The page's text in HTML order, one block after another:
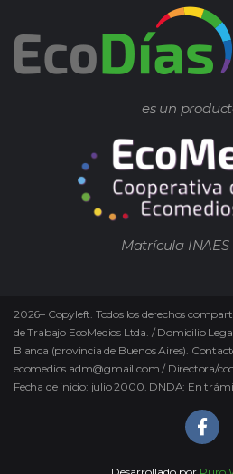
es un
Matrícula INAES
2026– Copyleft. Todos los derechos
de Trabajo EcoMedios Ltda. / Domicilio
Blanca (provincia de Buenos Aires).
ecomedios.adm@gmail.com / Directora/
Fecha de inicio: julio 2000. DNDA: En